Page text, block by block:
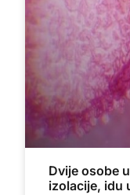
Dvije osobe
izolacije, idu